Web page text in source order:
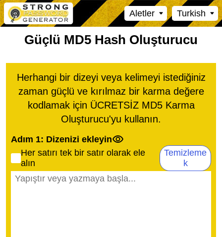
Aletler Turkish
Güçlü MD5 Hash Oluşturucu
Herhangi bir dizeyi veya kelimeyi istediğiniz
zaman güçlü ve kırılmaz bir karma değere
kodlamak için ÜCRETSİZ MD5 Karma
Oluşturucu'yu kullanın.
Adım 1: Dizenizi ekleyin
Her satırı tek bir satır olarak ele
alın
Temizleme
k